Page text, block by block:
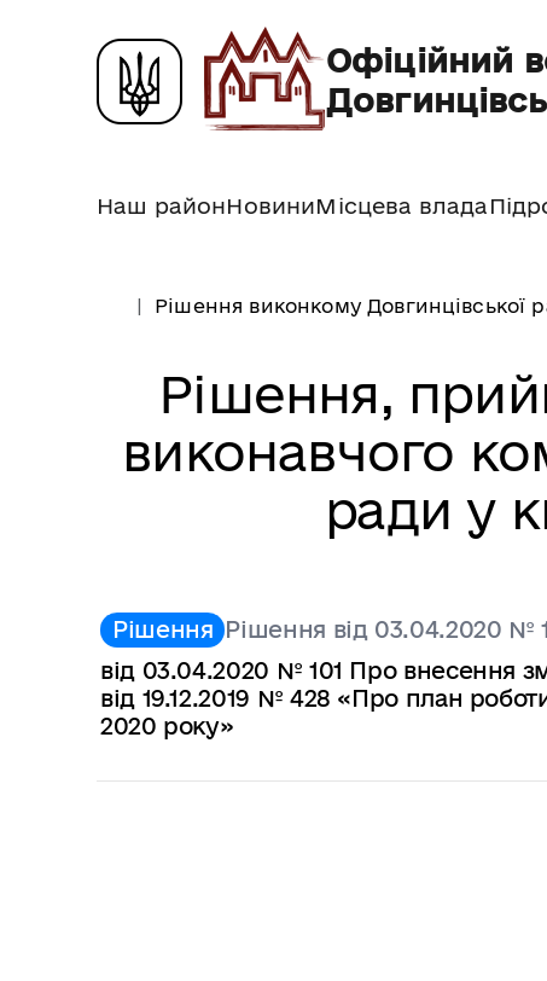
Офіційний
Наш районНовиниМісцева влада
Рішення виконкому Довгинцівської
Рішення,
виконавчого
ради у
Рішення Рішення від 03.04.2020 №
від 03.04.2020 № 101 Про внесення
від 19.12.2019 № 428 «Про план
2020 року»